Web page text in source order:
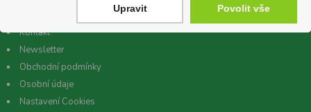
Kontakt
Newsletter
Obchodní podmínky
Osobní údaje
Nastavení Cookies
Upravit Povolit vše